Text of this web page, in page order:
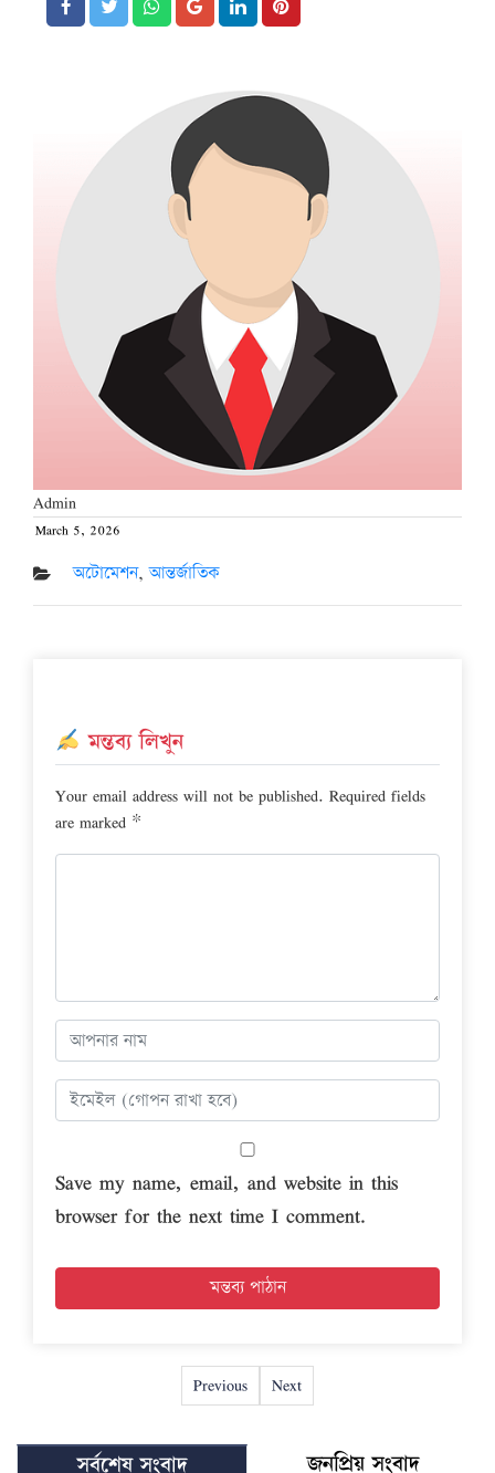
Admin
Posted
on
March 5, 2026
অটোমেশন,আন্তর্জাতিক
মন্তব্য লিখুন
Your email address will not be published. Required fields
are marked *
Save my name, email, and website in this
browser for the next time I comment.
Previous Next
সর্বশেষ সংবাদ জনপ্রিয় সংবাদ